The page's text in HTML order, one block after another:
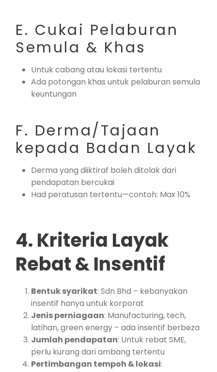
E. Cukai Pelaburan
Semula & Khas
Untuk cabang atau lokasi tertentu
Ada potongan khas untuk pelaburan semula
keuntungan
F. Derma/Tajaan
kepada Badan Layak
Derma yang diiktiraf boleh ditolak dari
pendapatan bercukai
Had peratusan tertentu—contoh: Max 10%
4. Kriteria Layak
Rebat & Insentif
Bentuk syarikat: Sdn Bhd – kebanyakan
insentif hanya untuk korporat
Jenis perniagaan: Manufacturing, tech,
latihan, green energy – ada insentif berbeza
Jumlah pendapatan: Untuk rebat SME,
perlu kurang dari ambang tertentu
Pertimbangan tempoh & lokasi: